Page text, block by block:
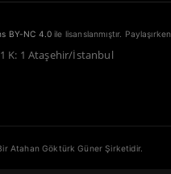
BY-NC 4.0 ile lisanslanmıştır. Paylaşırken
K: 1 Ataşehir/İstanbul
Atahan Göktürk Güner Şirketidir.